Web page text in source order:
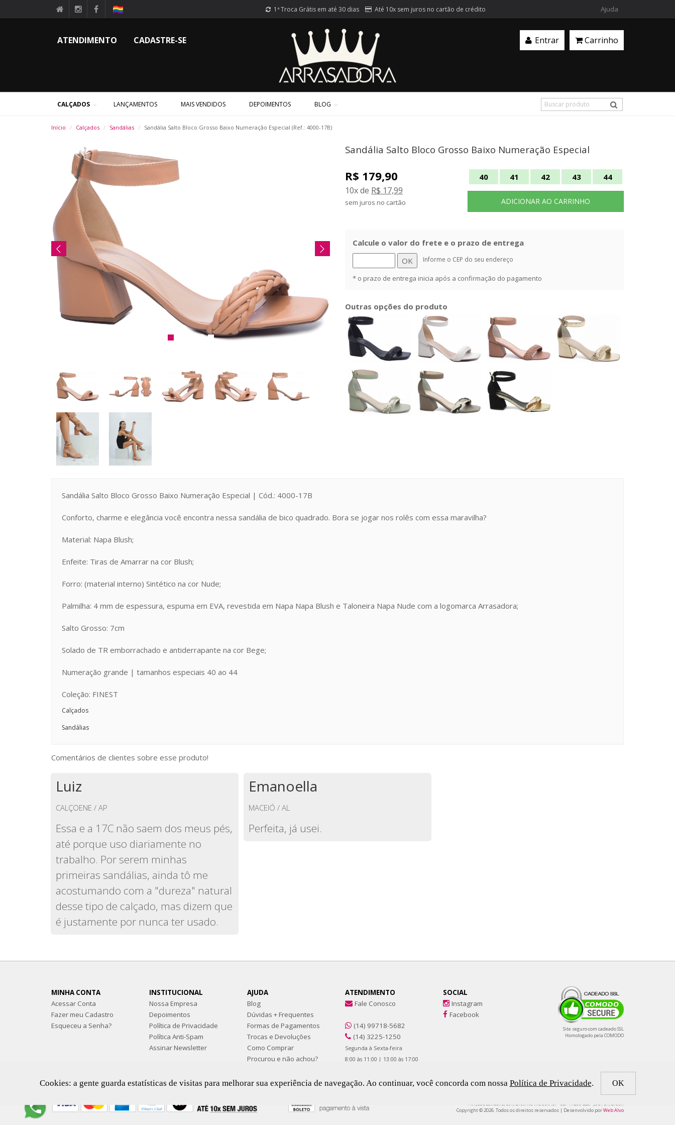
1ª Troca Grátis em até 30 dias Até 10x sem juros no cartão de crédito Ajuda
ATENDIMENTO CADASTRE-SE Entrar Carrinho
CALÇADOS LANÇAMENTOS MAIS VENDIDOS DEPOIMENTOS BLOG
Início Calçados Sandálias Sandália Salto Bloco Grosso Baixo Numeração Especial (Ref.: 4000-17B)
Sandália Salto Bloco Grosso Baixo Numeração Especial
R$ 179,90
10x de R$ 17,99
sem juros no cartão
40 41 42 43 44
Calcule o valor do frete e o prazo de entrega
Informe o CEP do seu endereço
* o prazo de entrega inicia após a confirmação do pagamento
Outras opções do produto
Sandália Salto Bloco Grosso Baixo Numeração Especial | Cód.: 4000-17B
Conforto, charme e elegância você encontra nessa sandália de bico quadrado. Bora se jogar nos rolês com essa maravilha?
Material: Napa Blush;
Enfeite: Tiras de Amarrar na cor Blush;
Forro: (material interno) Sintético na cor Nude;
Palmilha: 4 mm de espessura, espuma em EVA, revestida em Napa Napa Blush e Taloneira Napa Nude com a logomarca Arrasadora;
Salto Grosso: 7cm
Solado de TR emborrachado e antiderrapante na cor Bege;
Numeração grande | tamanhos especiais 40 ao 44
Coleção: FINEST
Calçados
Sandálias
Comentários de clientes sobre esse produto!
Luiz
CALÇOENE / AP
Essa e a 17C não saem dos meus pés,
até porque uso diariamente no
trabalho. Por serem minhas
primeiras sandálias, ainda tô me
acostumando com a "dureza" natural
desse tipo de calçado, mas dizem que
é justamente por nunca ter usado.
Emanoella
MACEIÓ / AL
Perfeita, já usei.
MINHA CONTA
Acessar Conta
Fazer meu Cadastro
Esqueceu a Senha?
INSTITUCIONAL
Nossa Empresa
Depoimentos
Política de Privacidade
Política Anti-Spam
Assinar Newsletter
AJUDA
Blog
Dúvidas + Frequentes
Formas de Pagamentos
Trocas e Devoluções
Como Comprar
Procurou e não achou?
ATENDIMENTO
Fale Conosco
(14) 99718-5682
(14) 3225-1250
Segunda à Sexta-feira
8:00 às 11:00 | 13:00 às 17:00
SOCIAL
Instagram
Facebook
Site seguro com cadeado SSL
Homologado pela COMODO
Av. João Sanzovo, 691, Distrito Industrial - CEP 17206-220 - Jaú / SP, Brasil
Copyright © 2026. Todos os direitos reservados | Desenvolvido porWeb Alvo
Cookies: a gente guarda estatísticas de visitas para melhorar sua experiência de navegação. Ao continuar, você concorda com nossa Política de Privacidade.